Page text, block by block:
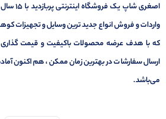
اصغری
واردات و فروش انواع جدید ترین وسایل و تجهیزات
که با هدف عرضه محصولات باکیفیت و قیمت
ارسال سفارشات در بهترین زمان ممکن ، هم اکنون
می‌باشد.